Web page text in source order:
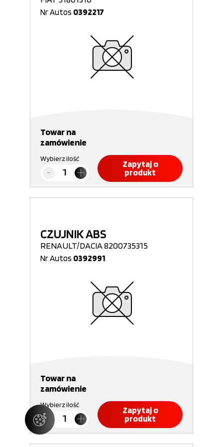
Nr Autos 0392217
Towar na
zamówienie
Wybierz ilość
Zapytaj o
produkt
CZUJNIK ABS
RENAULT/DACIA 8200735315
Nr Autos 0392991
Towar na
zamówienie
Wybierz ilość
Zapytaj o
produkt